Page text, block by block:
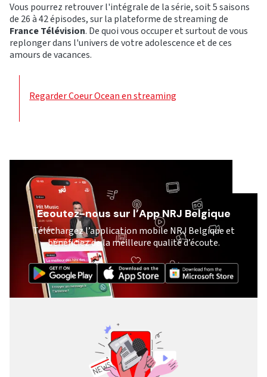
Vous pourrez retrouver l'intégrale de la série, soit 5 saisons
de 26 à 42 épisodes, sur la plateforme de streaming de
France Télévision. De quoi vous occuper et surtout de vous
replonger dans l'univers de votre adolescence et de ces
amours de vacances.
Regarder Coeur Ocean en streaming
Ecoutez-nous sur l’App NRJ Belgique
Téléchargez l’application mobile NRJ Belgique et
bénéficiez de la meilleure qualité d’écoute.